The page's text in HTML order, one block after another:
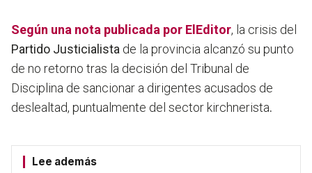
Según una nota publicada por ElEditor, la crisis del
Partido Justicialista de la provincia alcanzó su punto
de no retorno tras la decisión del Tribunal de
Disciplina de sancionar a dirigentes acusados de
deslealtad, puntualmente del sector kirchnerista.
Lee además